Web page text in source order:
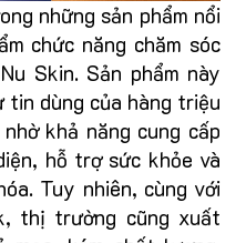
những sản phẩm nổi
chức năng chăm sóc
Skin. Sản phẩm này
tin dùng của hàng triệu
khả năng cung cấp
hỗ trợ sức khỏe và
Tuy nhiên, cùng với
thị trường cũng xuất